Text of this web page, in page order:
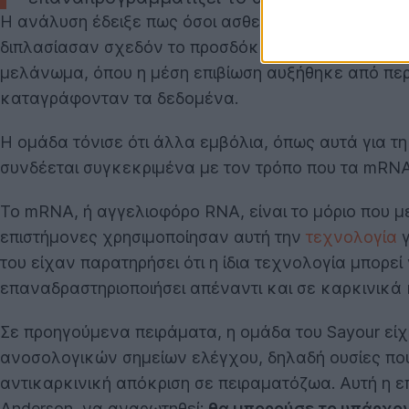
Η ανάλυση έδειξε πως όσοι ασθενείς με
διπλασίασαν σχεδόν το προσδόκιμο επιβίωσής
μελάνωμα, όπου η μέση επιβίωση αυξήθηκε από
καταγράφονταν τα δεδομένα.
Η ομάδα τόνισε ότι άλλα εμβόλια, όπως αυτά για
συνδέεται συγκεκριμένα με τον τρόπο που τα
Το mRNA, ή αγγελιοφόρο RNA, είναι το μόριο που
επιστήμονες χρησιμοποίησαν αυτή την τεχνολογία
του είχαν παρατηρήσει ότι η ίδια τεχνολογία
επαναδραστηριοποιήσει απέναντι και σε καρκινικά
Σε προηγούμενα πειράματα, η ομάδα του Sayour
ανοσολογικών σημείων ελέγχου, δηλαδή ουσίες
αντικαρκινική απόκριση σε πειραματόζωα. Αυτή η